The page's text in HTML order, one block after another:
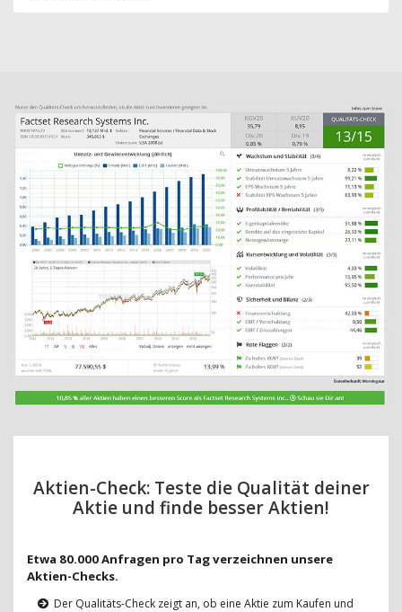
Aktien-Check: Teste die Qualität deiner
Aktie und finde besser Aktien!
Etwa 80.000 Anfragen pro Tag verzeichnen unsere
Aktien-Checks.
Der Qualitäts-Check zeigt an, ob eine Aktie zum Kaufen und